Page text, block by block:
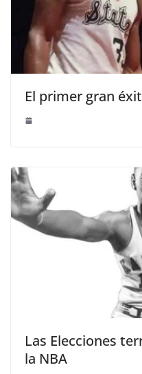
El primer gran
Las Elecciones
la NBA